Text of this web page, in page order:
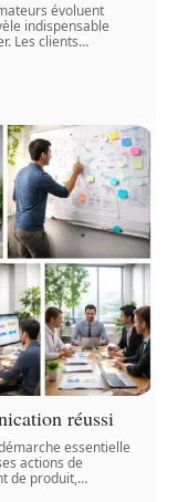
évoluent
indispensable
Les clients…
réussi
essentielle
actions de
de produit,…